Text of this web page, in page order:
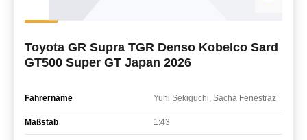
Toyota GR Supra TGR Denso Kobelco Sard
GT500 Super GT Japan 2026
Fahrername Yuhi Sekiguchi, Sacha Fenestraz
Maßstab 1:43